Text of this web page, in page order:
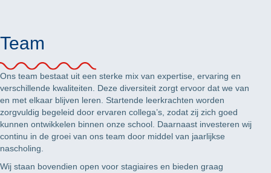
Team
Ons team bestaat uit een sterke mix van expertise, ervaring en
verschillende kwaliteiten. Deze diversiteit zorgt ervoor dat we van
en met elkaar blijven leren. Startende leerkrachten worden
zorgvuldig begeleid door ervaren collega’s, zodat zij zich goed
kunnen ontwikkelen binnen onze school. Daarnaast investeren wij
continu in de groei van ons team door middel van jaarlijkse
nascholing.
Wij staan bovendien open voor stagiaires en bieden graag